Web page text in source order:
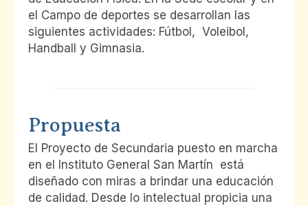
el Campo de deportes se desarrollan las
siguientes actividades: Fútbol, Voleibol,
Handball y Gimnasia.
Propuesta
El Proyecto de Secundaria puesto en marcha
en el Instituto General San Martín está
diseñado con miras a brindar una educación
de calidad. Desde lo intelectual propicia una